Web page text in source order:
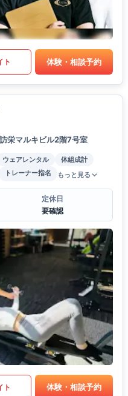
ト 体験・相談予約
栄マルキビル2階7号室
ウェアレンタル
体組成計
トレーナー指名 もっと見る
定休日
要確認
ト 体験・相談予約